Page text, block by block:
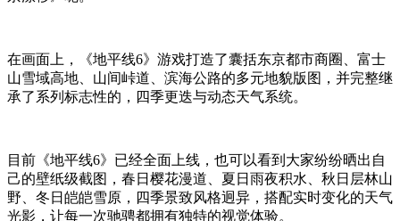
在画面上，《地平线6》游戏打造了囊括东京都市商圈、富士
山雪域高地、山间峠道、滨海公路的多元地貌版图，并完整继
承了系列标志性的，四季更迭与动态天气系统。
目前《地平线6》已经全面上线，也可以看到大家纷纷晒出自
己的壁纸级截图，春日樱花漫道、夏日雨夜积水、秋日层林山
野、冬日皑皑雪原，四季景致风格迥异，搭配实时变化的天气
光影，让每一次驰骋都拥有独特的视觉体验。